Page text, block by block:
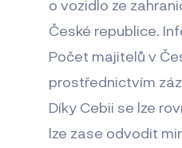
o vozidlo ze
České republice.
Počet majitelů v
prostřednictvím
Díky Cebii se lze
lze zase odvodit